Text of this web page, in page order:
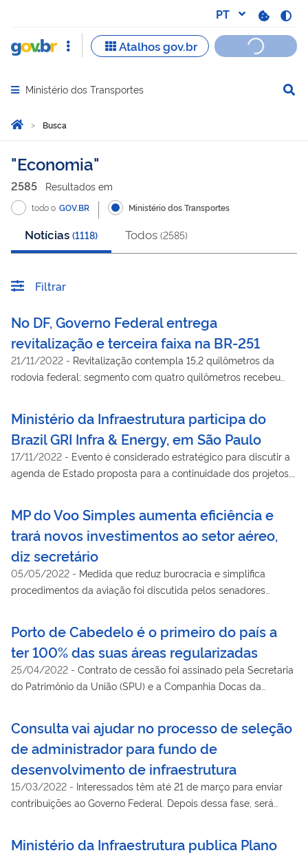
Abrir menu principal de navegação
Ministério dos Transportes
Você está aqui:
Página Inicial
Busca
Busca
Economia
2585 Resultados em
todo o GOV.BR Ministério dos Transportes
Notícias (1118) Todos (2585)
Filtrar
No DF, Governo Federal entrega
revitalização e terceira faixa na BR-251
21/11/2022 - Revitalização contempla 15,2 quilômetros da
rodovia federal; segmento com quatro quilômetros recebeu
Ministério da Infraestrutura participa do
Brazil GRI Infra & Energy, em São Paulo
17/11/2022 - Evento é considerado estratégico para discutir a
agenda de Estado proposta para a continuidade dos projetos,
MP do Voo Simples aumenta eficiência e
trará novos investimentos ao setor aéreo,
diz secretário
05/05/2022 - Medida que reduz burocracia e simplifica
procedimentos da aviação foi discutida pelos senadores
Porto de Cabedelo é o primeiro do país a
ter 100% das suas áreas regularizadas
25/04/2022 - Contrato de cessão foi assinado pela Secretaria
do Patrimônio da União (SPU) e a Companhia Docas da
Consulta vai ajudar no processo de seleção
de administrador para fundo de
desenvolvimento de infraestrutura
15/03/2022 - Interessados têm até 21 de março para enviar
contribuições ao Governo Federal. Depois dessa fase, será
Ministério da Infraestrutura publica Plano